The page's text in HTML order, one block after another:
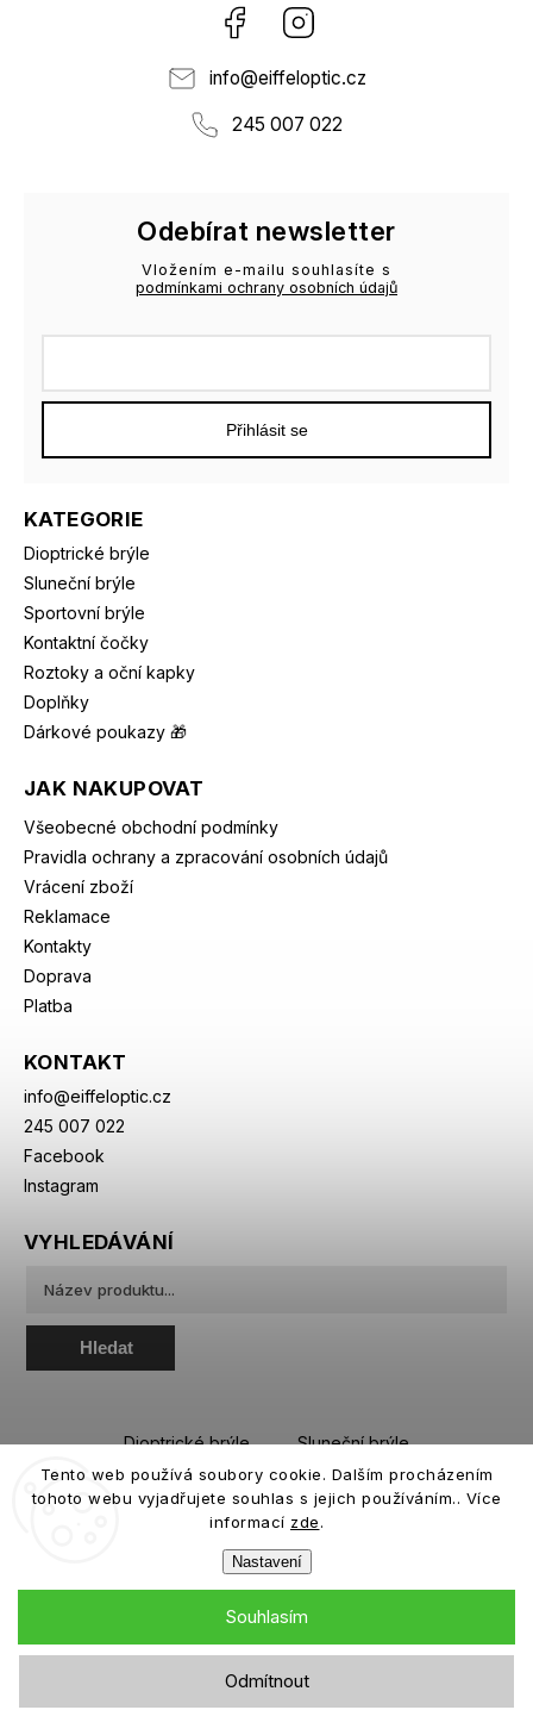
Tento web používá soubory cookie. Dalším procházením
tohoto webu vyjadřujete souhlas s jejich používáním.. Více
informací zde.
Nastavení
Odmítnout
Souhlasím
Facebook
info@eiffeloptic.cz
245 007 022
KATEGORIE
Dioptrické brýle
Sluneční brýle
Sportovní brýle
Kontaktní čočky
Roztoky a oční kapky
Doplňky
Dárkové poukazy 🎁
JAK NAKUPOVAT
Všeobecné obchodní podmínky
Pravidla ochrany a zpracování osobních údajů
Vrácení zboží
Reklamace
Kontakty
Doprava
Platba
KONTAKT
info@eiffeloptic.cz
245 007 022
Facebook
Instagram
Odebírat newsletter
Vložením e-mailu souhlasíte s
podmínkami ochrany osobních údajů
Přihlásit se
VYHLEDÁVÁNÍ
Hledat
Dioptrické brýle
Sluneční brýle
Sportovní brýle
Kontaktní čočky
Roztoky a oční kapky
Copyright 2026eiffeloptic.cz. Všechna práva vyhrazena.